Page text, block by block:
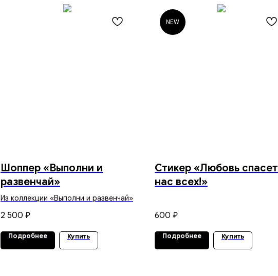
Шоппер «Выполни и
развенчай»
Из коллекции «Выполни и развенчай»
2 500 ₽
Подробнее Купить
NEW
Стикер «Любовь спасет
нас всех!»
600 ₽
Подробнее Купить